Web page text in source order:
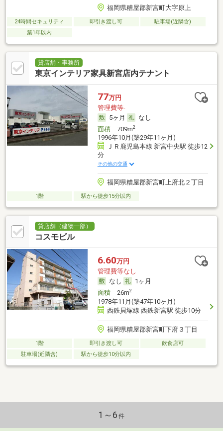
福岡県糟屋郡新宮町大字原上
24時間セキュリティ 即引き渡し可
駐車場(近隣含)
築1年以内
貸店舗・事務所
東京インテリア家具新宮店内テナント
77万円
管理費等-
5ヶ月
なし
面積709m2
1996年10月(築29年11ヶ月)
ＪＲ鹿児島本線 新宮中央駅 徒歩12
分
その他の交通
福岡県糟屋郡新宮町上府北２丁目
1階 駅から徒歩15分以内
貸店舗（建物一部）
コスモビル
6.60万円
管理費等なし
なし
1ヶ月
面積26m2
1978年11月(築47年10ヶ月)
西鉄貝塚線 西鉄新宮駅 徒歩10分
福岡県糟屋郡新宮町下府３丁目
1階 即引き渡し可
飲食店可
駐車場(近隣含)
駅から徒歩10分以内
1～6 件